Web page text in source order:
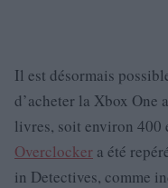
Il est désormais
d’acheter la Xbox One
livres, soit environ 400
Overclocker a été
in Detectives, comme